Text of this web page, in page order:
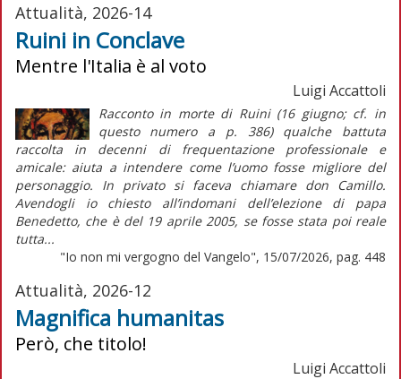
Attualità, 2026-14
Ruini in Conclave
Mentre l'Italia è al voto
Luigi Accattoli
Racconto in morte di Ruini (16 giugno; cf. in
questo numero a p. 386) qualche battuta
raccolta in decenni di frequentazione professionale e
amicale: aiuta a intendere come l’uomo fosse migliore del
personaggio. In privato si faceva chiamare don Camillo.
Avendogli io chiesto all’indomani dell’elezione di papa
Benedetto, che è del 19 aprile 2005, se fosse stata poi reale
tutta...
"Io non mi vergogno del Vangelo", 15/07/2026, pag. 448
Attualità, 2026-12
Magnifica humanitas
Però, che titolo!
Luigi Accattoli